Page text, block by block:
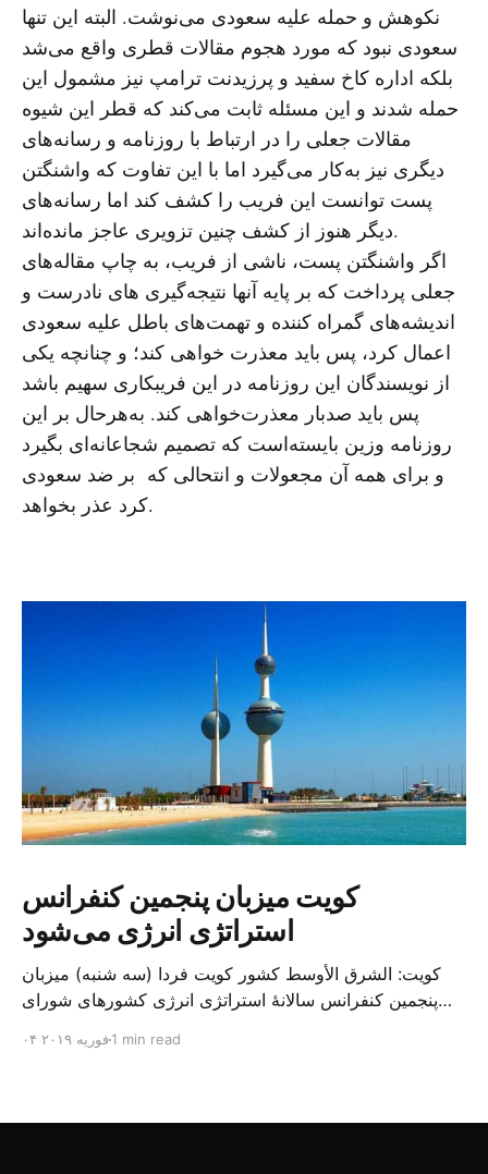
نکوهش و حمله علیه سعودی می‌نوشت. البته این تنها
سعودی نبود که مورد هجوم مقالات قطری واقع می‌شد
بلکه اداره کاخ سفید و پرزیدنت ترامپ نیز مشمول این
حمله شدند و این مسئله ثابت می‌کند که قطر این شیوه
مقالات جعلی را در ارتباط با روزنامه و رسانه‌های
دیگری نیز به‌کار می‌گیرد اما با این تفاوت که واشنگتن
پست توانست این فریب را کشف کند اما رسانه‌های
دیگر هنوز از کشف چنین تزویری عاجز مانده‌اند.
اگر واشنگتن پست، ناشی از فریب، به چاپ مقاله‌های
جعلی پرداخت که بر پایه آنها نتیجه‌گیری های نادرست و
اندیشه‌های گمراه کننده و تهمت‌های باطل علیه سعودی
اعمال کرد، پس باید معذرت خواهی کند؛ و چنانچه یکی
از نویسندگان این روزنامه در این فریبکاری سهیم باشد
پس باید صدبار معذرت‌خواهی کند. به‌هرحال بر این
روزنامه وزین بایسته‌است که تصمیم شجاعانه‌ای بگیرد
و برای همه آن مجعولات و انتحالی که بر ضد سعودی
کرد عذر بخواهد.
کویت میزبان پنجمین کنفرانس
استراتژی انرژی می‌شود
کویت: الشرق الأوسط کشور کویت فردا (سه شنبه) میزبان
پنجمین کنفرانس سالانهٔ استراتژی انرژی کشورهای شورای
متخصص از شرکت‌های جهانی نفت و گاز در این کنفرانس
۰۴ فوریه ۲۰۱۹1 min read